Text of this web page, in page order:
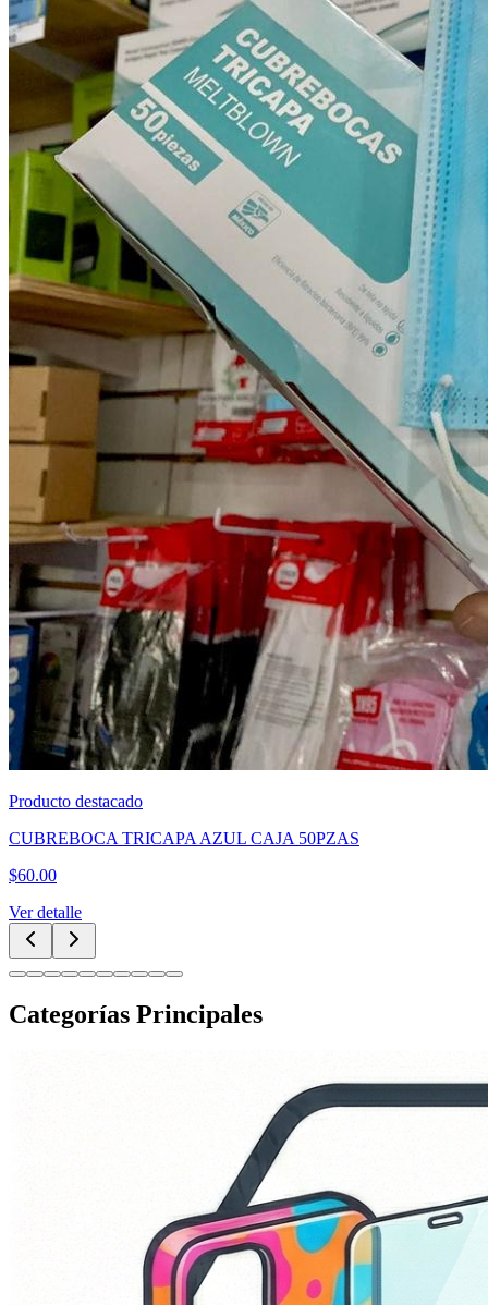
Producto destacado
CUBREBOCA TRICAPA AZUL CAJA 50PZAS
$60.00
Ver detalle
Categorías Principales